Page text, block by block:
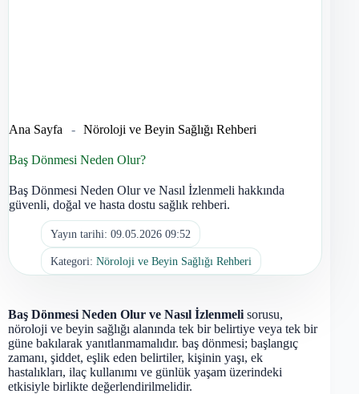
Ana Sayfa - Nöroloji ve Beyin Sağlığı Rehberi
Baş Dönmesi Neden Olur?
Baş Dönmesi Neden Olur ve Nasıl İzlenmeli hakkında
güvenli, doğal ve hasta dostu sağlık rehberi.
Yayın tarihi: 09.05.2026 09:52
Kategori: Nöroloji ve Beyin Sağlığı Rehberi
Baş Dönmesi Neden Olur ve Nasıl İzlenmeli sorusu,
nöroloji ve beyin sağlığı alanında tek bir belirtiye veya tek bir
güne bakılarak yanıtlanmamalıdır. baş dönmesi; başlangıç
zamanı, şiddet, eşlik eden belirtiler, kişinin yaşı, ek
hastalıkları, ilaç kullanımı ve günlük yaşam üzerindeki
etkisiyle birlikte değerlendirilmelidir.